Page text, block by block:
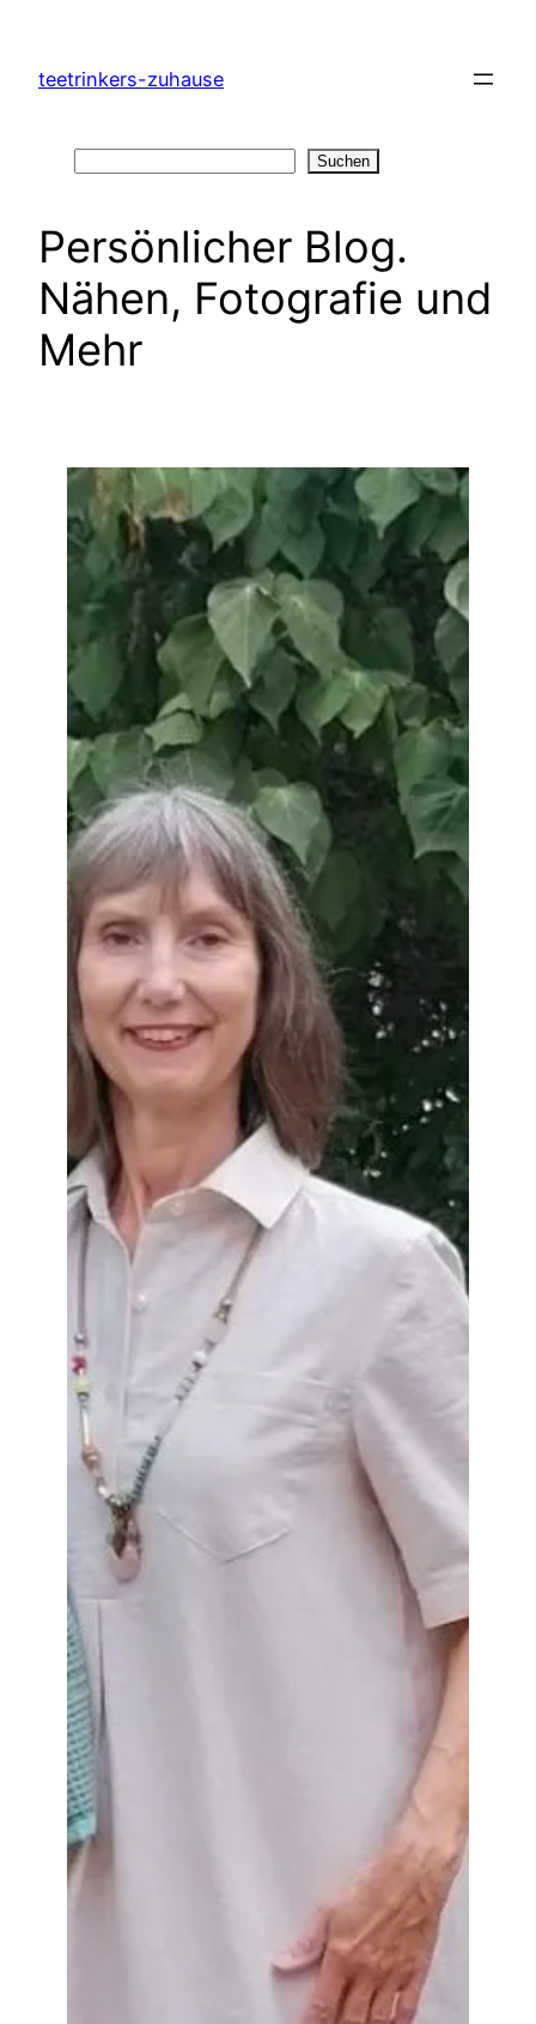
springen
teetrinkers-zuhause
Suchen
Persönlicher Blog.
Nähen, Fotografie und
Mehr